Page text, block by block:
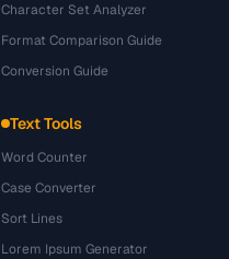
Character Set Analyzer
Format Comparison Guide
Conversion Guide
Text Tools
Word Counter
Case Converter
Sort Lines
Lorem Ipsum Generator